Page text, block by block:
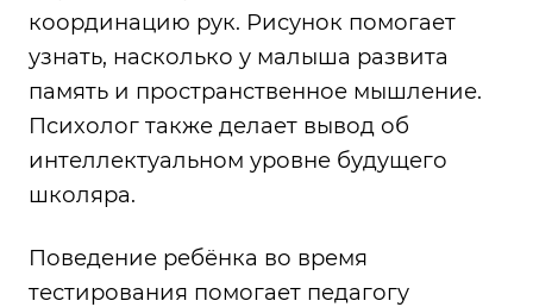
координацию рук. Рисунок помогает
узнать, насколько у малыша развита
память и пространственное мышление.
Психолог также делает вывод об
интеллектуальном уровне будущего
школяра.
Поведение ребёнка во время
тестирования помогает педагогу